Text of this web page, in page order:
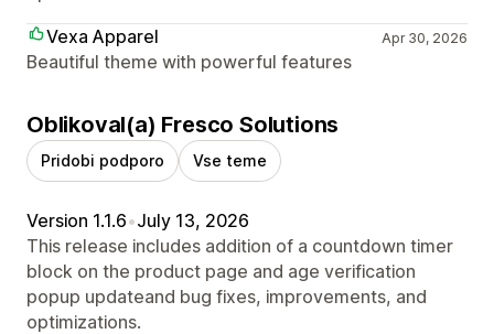
Vexa Apparel
Apr 30, 2026
Beautiful theme with powerful features
Oblikoval(a) Fresco Solutions
Pridobi podporo Vse teme
Version 1.1.6•July 13, 2026
This release includes addition of a countdown timer
block on the product page and age verification
popup updateand bug fixes, improvements, and
optimizations.